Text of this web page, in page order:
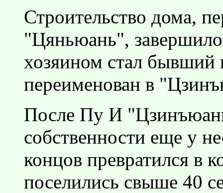
Строительство дома,
"Цяньюань",
хозяином стал
переименован в
После Пу И
собственности еще у
концов превратился в
поселились свыше 40